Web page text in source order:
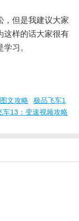
，但是我建议大家
这样的话大家很有
习。
文攻略
极品飞车1
车13：变速视频攻略